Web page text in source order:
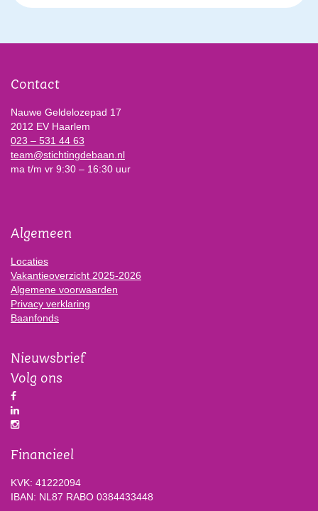
Contact
Nauwe Geldelozepad 17
2012 EV Haarlem
023 – 531 44 63
team@stichtingdebaan.nl
ma t/m vr 9:30 – 16:30 uur
Algemeen
Locaties
Vakantieoverzicht 2025-2026
Algemene voorwaarden
Privacy verklaring
Baanfonds
Nieuwsbrief
Volg ons
Financieel
KVK: 41222094
IBAN: NL87 RABO 0384433448